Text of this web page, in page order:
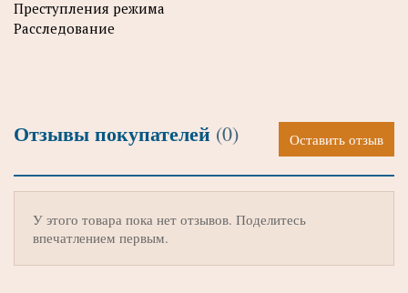
Преступления режима
Расследование
Отзывы покупателей (0) Оставить отзыв
У этого товара пока нет отзывов. Поделитесь
впечатлением первым.